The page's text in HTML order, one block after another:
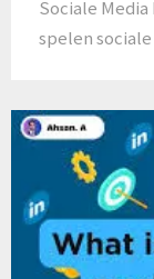
Sociale
spelen